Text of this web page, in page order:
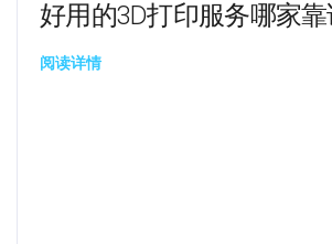
好用的3D打印服务哪家
阅读详情